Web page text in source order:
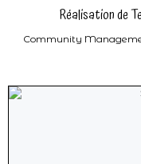
Réalisation de
Community